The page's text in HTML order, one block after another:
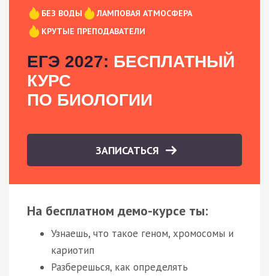
БЕЗ ВОДЫ
ЛАМПОВАЯ АТМОСФЕРА
КРУТЫЕ ПРЕПОДАВАТЕЛИ
ЕГЭ 2027: БЕСПЛАТНЫЙ
КУРС
ПО БИОЛОГИИ
ЗАПИСАТЬСЯ
На бесплатном демо-курсе ты:
Узнаешь, что такое геном, хромосомы и
кариотип
Разберешься, как определять